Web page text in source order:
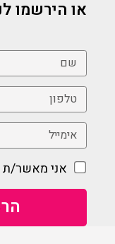
או הירשמו
אני מאשר/ת